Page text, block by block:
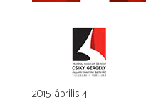
2015. április 4.